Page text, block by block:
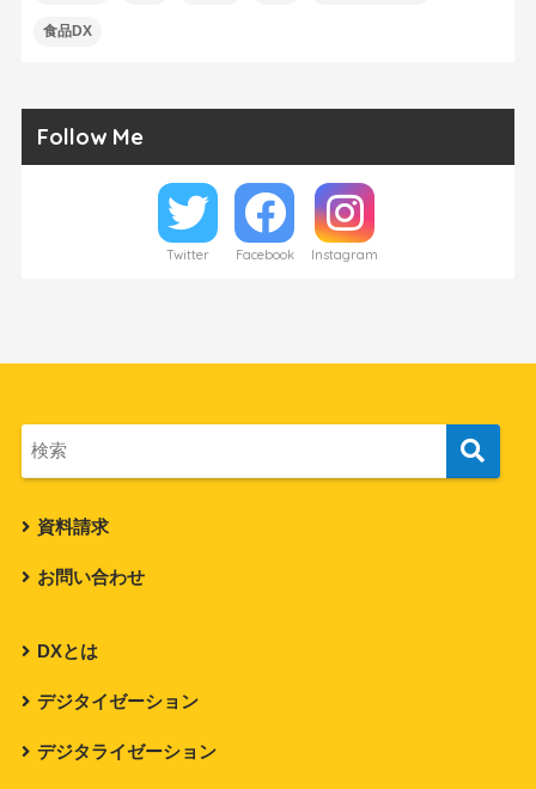
食品DX
Follow Me
Twitter Facebook Instagram
資料請求
お問い合わせ
DXとは
デジタイゼーション
デジタライゼーション